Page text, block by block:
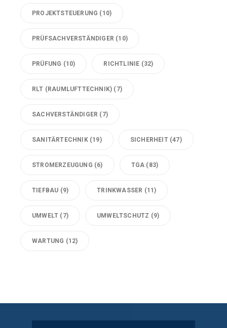
PROJEKTSTEUERUNG (10)
PRÜFSACHVERSTÄNDIGER (10)
PRÜFUNG (10) RICHTLINIE (32)
RLT (RAUMLUFTTECHNIK) (7)
SACHVERSTÄNDIGER (7)
SANITÄRTECHNIK(19) SICHERHEIT(47)
STROMERZEUGUNG (6) TGA (83)
TIEFBAU (9) TRINKWASSER (11)
UMWELT (7) UMWELTSCHUTZ (9)
WARTUNG (12)